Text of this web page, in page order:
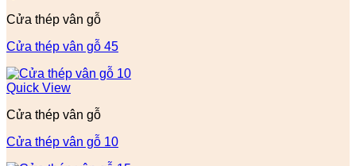
Cửa thép vân gỗ
Cửa thép vân gỗ 45
Quick View
Cửa thép vân gỗ
Cửa thép vân gỗ 10